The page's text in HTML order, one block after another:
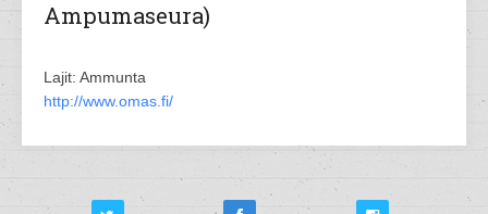
Ampumaseura)
Lajit: Ammunta
http://www.omas.fi/